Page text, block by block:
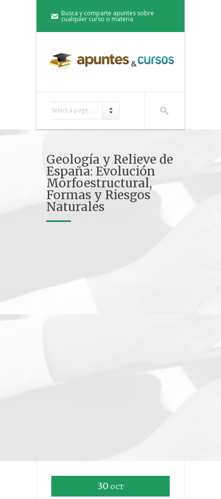
Busca y comparte apuntes sobre
cualquier curso o materia
Select a page...
Geología y Relieve de
España: Evolución
Morfoestructural,
Formas y Riesgos
Naturales
30 OCT